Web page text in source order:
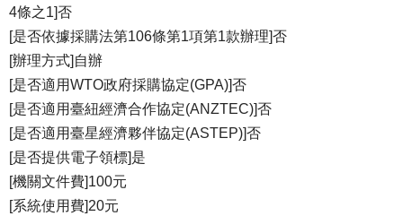
4條之1]否
[是否依據採購法第106條第1項第1款辦理]否
[辦理方式]自辦
[是否適用WTO政府採購協定(GPA)]否
[是否適用臺紐經濟合作協定(ANZTEC)]否
[是否適用臺星經濟夥伴協定(ASTEP)]否
[是否提供電子領標]是
[機關文件費]100元
[系統使用費]20元